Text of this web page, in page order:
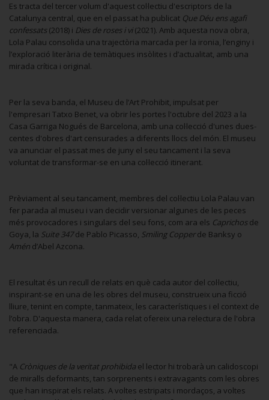
Es tracta del tercer volum d'aquest col·lectiu d'escriptors de la
Catalunya central, que en el passat ha publicat Que Déu ens agafi
confessats(2018) i Dies de roses i vi(2021). Amb aquesta nova obra,
Lola Palau consolida una trajectòria marcada per la ironia, l’enginy i
l’exploració literària de temàtiques insòlites i d’actualitat, amb una
mirada crítica i original.
Per la seva banda, el Museu de l’Art Prohibit, impulsat per
l'empresari Tatxo Benet, va obrir les portes l'octubre del 2023 a la
Casa Garriga Nogués de Barcelona, amb una col·lecció d'unes dues-
centes d'obres d'art censurades a diferents llocs del món. El museu
va anunciar el passat mes de juny el seu tancament i la seva
voluntat de transformar-se en una col·lecció itinerant.
Prèviament al seu tancament, membres del col·lectiu Lola Palau van
fer parada al museu i van decidir versionar algunes de les peces
més provocadores i singulars del seu fons, com ara els Caprichosde
Goya, la Suite 347de Pablo Picasso, Smiling Copperde Banksy o
Amén d’Abel Azcona.
El resultat és un recull de relats en què cada autor del col·lectiu,
inspirant-se en una de les obres del museu, construeix una ficció
lliure, tenint en compte, tanmateix, les característiques i el context de
l’obra. D'aquesta manera, cada relat ofereix una relectura de l'obra
referenciada.
"A Cròniques de la veritat prohibida el lector hi trobarà un calidoscopi
de miralls deformants, tan sorprenents i extravagants com les obres
que han inspirat els relats. A voltes estripats i mordaços, a voltes